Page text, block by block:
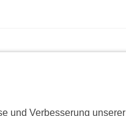
und Verbesserung unserer